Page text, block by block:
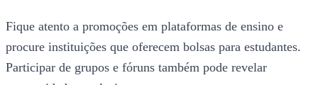
Fique atento a promoções em plataformas de ensino e
procure instituições que oferecem bolsas para estudantes.
Participar de grupos e fóruns também pode revelar